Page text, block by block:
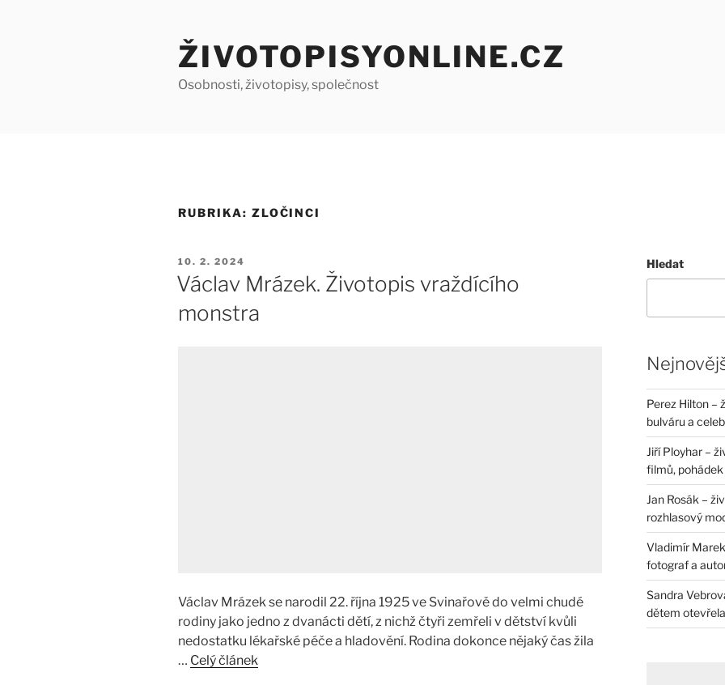
ŽIVOTOPISYONLINE.CZ
Osobnosti, životopisy, společnost
RUBRIKA: ZLOČINCI
PUBLIKOVÁNO
10. 2. 2024
Václav Mrázek. Životopis vraždícího
monstra
Václav Mrázek se narodil 22. října 1925 ve Svinařově do velmi chudé
rodiny jako jedno z dvanácti dětí, z nichž čtyři zemřeli v dětství kvůli
nedostatku lékařské péče a hladovění. Rodina dokonce nějaký čas žila
… Celý článek
Hledat
Perez Hilton –
bulváru a
Jiří Ployhar –
filmů, pohádek
Jan Rosák –
rozhlasový
Vladimír
fotograf a
Sandra
dětem